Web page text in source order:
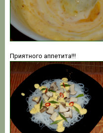
Приятного аппетита!!!